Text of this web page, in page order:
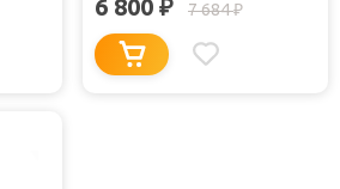
6 800 ₽ 7 684₽